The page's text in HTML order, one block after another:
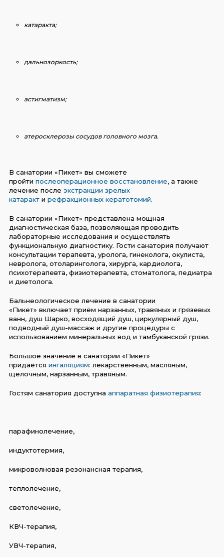
катаракта;
дальнозоркость;
астигматизм;
атеросклерозы сосудов головного мозга.
В санатории «Пикет» вы сможете
пройти послеоперационное восстановление, а также
лечение после экстракции зрелых
катаракти рефракционных кератотомий.
В санатории «Пикет» представлена мощная
диагностическая база, позволяющая проводить
лабораторные исследования и осуществлять
функциональную диагностику. Гости санатория получают
консультации терапевта, уролога, гинеколога, окулиста,
невролога, отоларинголога, хирурга, кардиолога,
психотерапевта, физиотерапевта, стоматолога, педиатра
и диетолога.
Бальнеологическое лечение в санатории
«Пикет» включает приём нарзанных, травяных и грязевых
ванн, душ Шарко, восходящий душ, циркулярный душ,
подводный душ-массаж и другие процедуры с
использованием минеральных вод и тамбуканской грязи.
Большое значение в санатории «Пикет»
придаётся ингаляциям: лекарственным, масляным,
щелочным, нарзанным, травяным.
Гостям санатория доступна аппаратная физиотерапия:
парафинолечение,
индуктотермия,
микроволновая резонансная терапия,
теплолечение,
светолечение,
КВЧ-терапия,
УВЧ-терапия,